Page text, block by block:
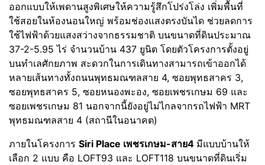
ออกแบบให้เพดานสูงพิเศษให้ความรู้สึกโปร่งโล่ง เพิ่มพื้นที่
ใช้สอยในห้องนอนใหญ่ พร้อมช่องแสงตรงบันได ช่วยลดการ
ใช้ไฟฟ้าด้วยแสงสว่างจากธรรมชาติ บนขนาดที่ดินประมาณ
37-2-5.95 ไร่ จำนวนบ้าน 437 ยูนิต โดยตัวโครงการตั้งอยู่
บนทำเลศักยภาพ สะดวกในการเดินทางสามารถเข้าออกได้
หลายเส้นทางทั้งถนนพุทธมณฑลสาย 4, ซอยพุทธสาคร 3,
ซอยพุทธสาคร 5, ซอยหนองพะอง, ซอยเพชรเกษม 69 และ
ซอยเพชรเกษม 81 นอกจากนี้ยังอยู่ไม่ไกลจากรถไฟฟ้า MRT
พุทธมณฑลสาย 4 (สถานีในอนาคต)
ภายในโครงการ Siri Place เพชรเกษม-สาย4 มีแบบบ้านให้
เลือก 2 แบบ คือ LOFT93 และ LOFT118 บนขนาดที่ดินเริ่ม